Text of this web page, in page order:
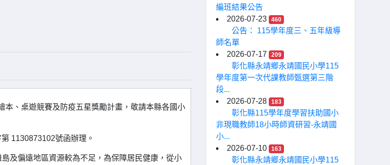
、桌遊競賽及防疫五星獎勵計畫，敬請本縣各國小
1130873102號函辦理。
及偏遠地區資源較為不足，為保障居民健康，從小
編班結果公告
2026-07-23
460
公告： 115學年度三、五年級導
師名單
2026-07-17
209
彰化縣永靖鄉永靖國民小學115
學年度第一次代課教師甄選第三階
段...
2026-07-28
183
彰化縣115學年度學習扶助國小
非現職教師18小時師資研習-永靖國
小...
2026-07-10
163
彰化縣永靖鄉永靖國民小學115